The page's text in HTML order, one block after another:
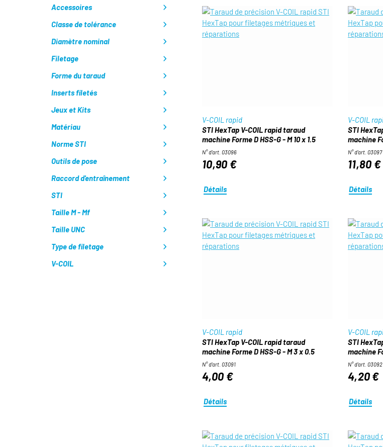
Accessoires
Classe de tolérance
Diamètre nominal
Filetage
Forme du taraud
Inserts filetés
Jeux et Kits
Matériau
Norme STI
Outils de pose
Raccord d'entraînement
STI
Taille M - Mf
Taille UNC
Type de filetage
V-COIL
V-COIL rapid
STI HexTap V-COIL rapid taraud
machine Forme D HSS-G - M 10 x 1.5
N° d'art. 03096
10,90 €
Détails
V-COIL
STI
machine
N° d'art. 03097
11,80 €
Détails
V-COIL rapid
STI HexTap V-COIL rapid taraud
machine Forme D HSS-G - M 3 x 0.5
N° d'art. 03091
4,00 €
Détails
V-COIL
STI
machine
N° d'art. 03092
4,20 €
Détails